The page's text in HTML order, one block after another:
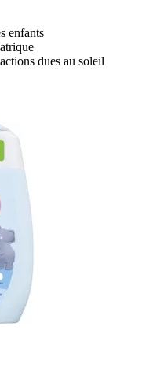
enfants
dues au soleil